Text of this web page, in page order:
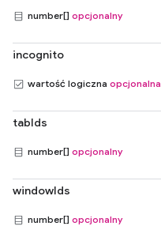
number[] opcjonalny
incognito
wartość logiczna opcjonalna
tabIds
number[] opcjonalny
windowIds
number[] opcjonalny